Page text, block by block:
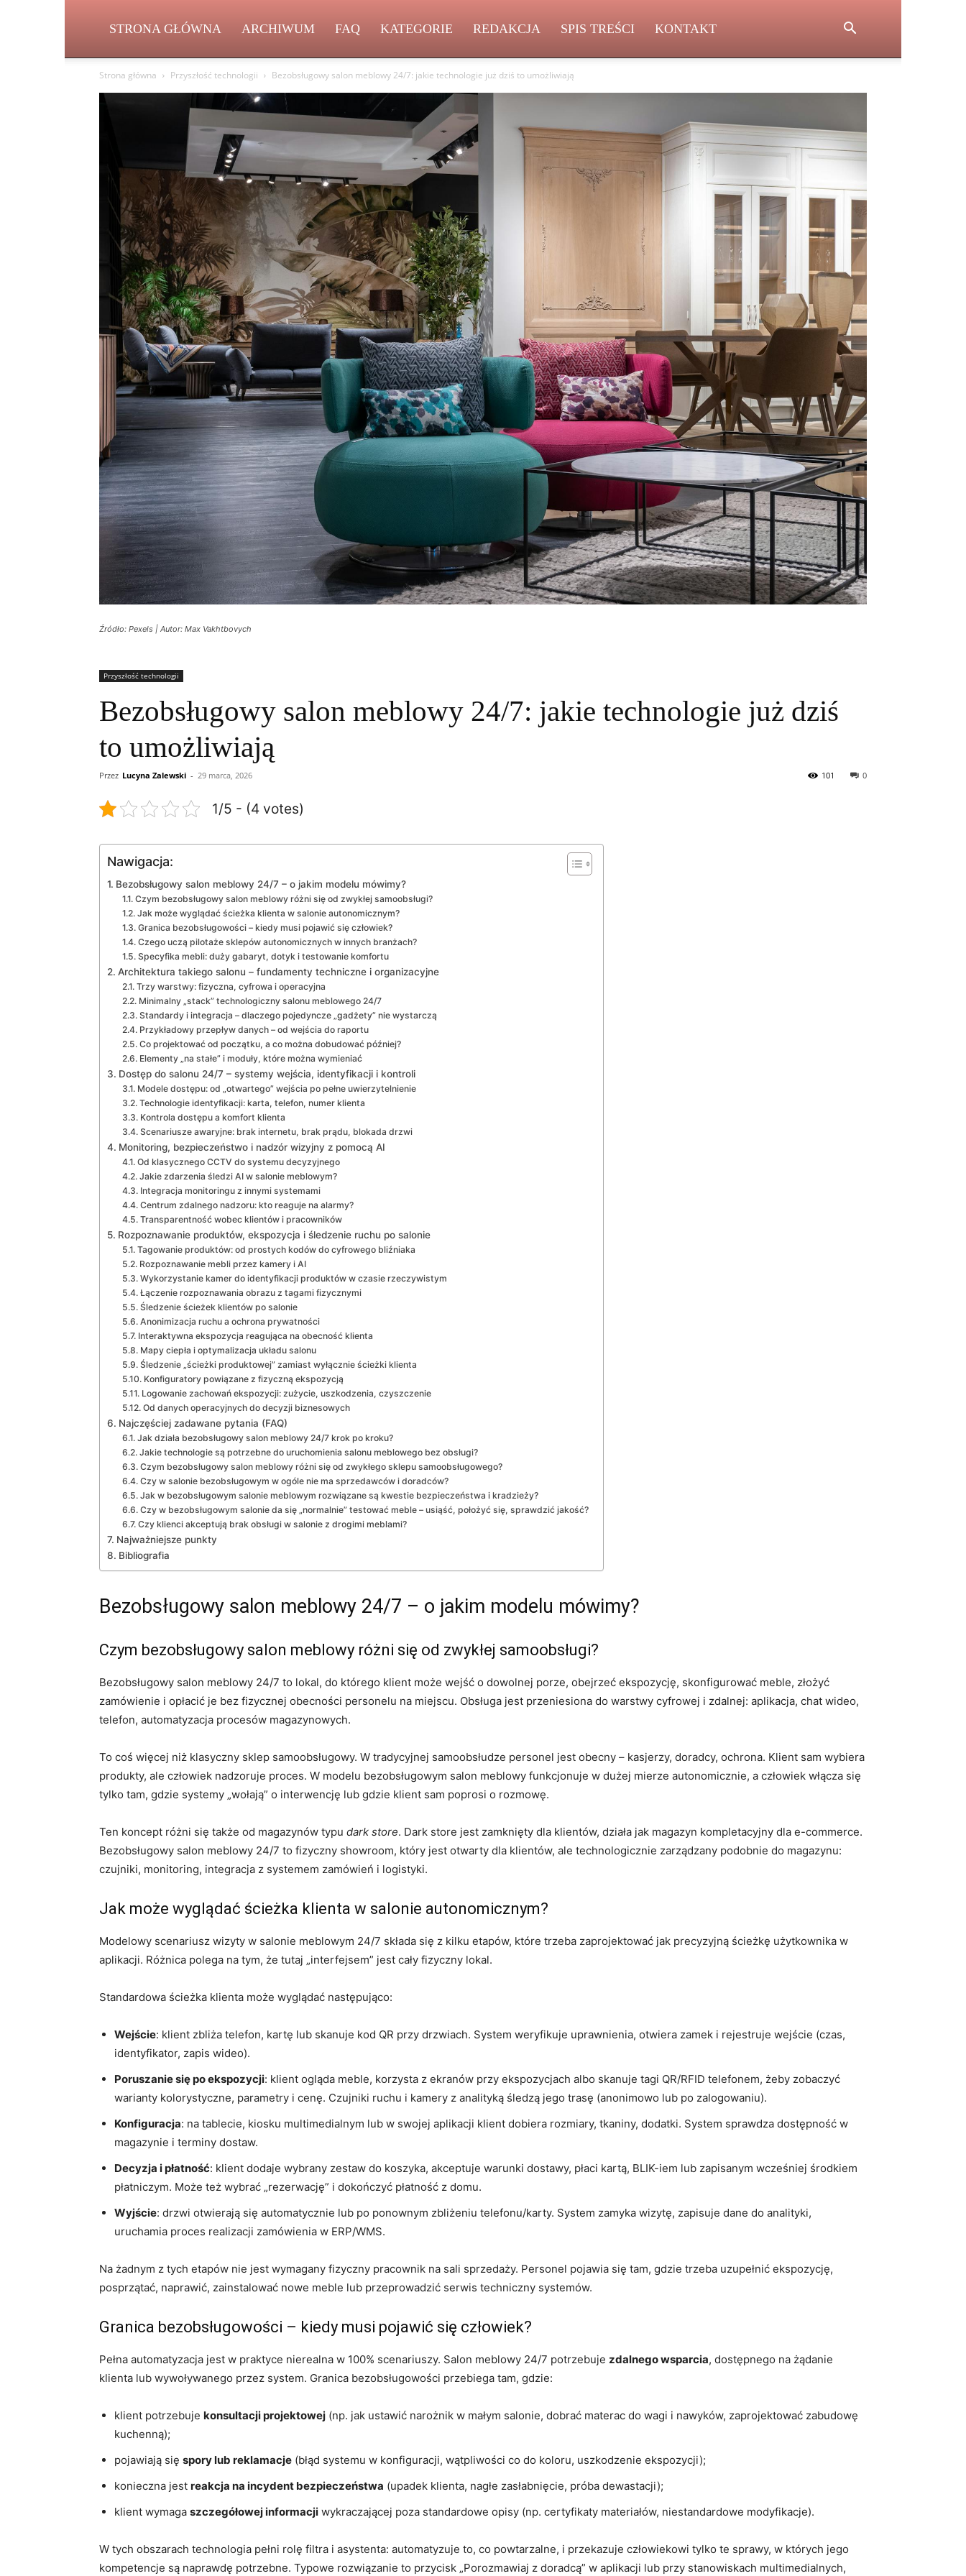
STRONA GŁÓWNA ARCHIWUM FAQ KATEGORIE REDAKCJA SPIS TREŚCI KONTAKT
Strona główna Przyszłość technologii Bezobsługowy salon meblowy 24/7: jakie technologie już dziś to umożliwiają
Źródło: Pexels | Autor: Max Vakhtbovych
Przyszłość technologii
Bezobsługowy salon meblowy 24/7: jakie technologie już dziś
to umożliwiają
Przez Lucyna Zalewski - 29 marca, 2026 0
101
1/5 - (4 votes)
Nawigacja:
Bezobsługowy salon meblowy 24/7 – o jakim modelu mówimy?
Czym bezobsługowy salon meblowy różni się od zwykłej samoobsługi?
Jak może wyglądać ścieżka klienta w salonie autonomicznym?
Granica bezobsługowości – kiedy musi pojawić się człowiek?
Czego uczą pilotaże sklepów autonomicznych w innych branżach?
Specyfika mebli: duży gabaryt, dotyk i testowanie komfortu
Architektura takiego salonu – fundamenty techniczne i organizacyjne
Trzy warstwy: fizyczna, cyfrowa i operacyjna
Minimalny „stack” technologiczny salonu meblowego 24/7
Standardy i integracja – dlaczego pojedyncze „gadżety” nie wystarczą
Przykładowy przepływ danych – od wejścia do raportu
Co projektować od początku, a co można dobudować później?
Elementy „na stałe” i moduły, które można wymieniać
Dostęp do salonu 24/7 – systemy wejścia, identyfikacji i kontroli
Modele dostępu: od „otwartego” wejścia po pełne uwierzytelnienie
Technologie identyfikacji: karta, telefon, numer klienta
Kontrola dostępu a komfort klienta
Scenariusze awaryjne: brak internetu, brak prądu, blokada drzwi
Monitoring, bezpieczeństwo i nadzór wizyjny z pomocą AI
Od klasycznego CCTV do systemu decyzyjnego
Jakie zdarzenia śledzi AI w salonie meblowym?
Integracja monitoringu z innymi systemami
Centrum zdalnego nadzoru: kto reaguje na alarmy?
Transparentność wobec klientów i pracowników
Rozpoznawanie produktów, ekspozycja i śledzenie ruchu po salonie
Tagowanie produktów: od prostych kodów do cyfrowego bliźniaka
Rozpoznawanie mebli przez kamery i AI
Wykorzystanie kamer do identyfikacji produktów w czasie rzeczywistym
Łączenie rozpoznawania obrazu z tagami fizycznymi
Śledzenie ścieżek klientów po salonie
Anonimizacja ruchu a ochrona prywatności
Interaktywna ekspozycja reagująca na obecność klienta
Mapy ciepła i optymalizacja układu salonu
Śledzenie „ścieżki produktowej” zamiast wyłącznie ścieżki klienta
Konfiguratory powiązane z fizyczną ekspozycją
Logowanie zachowań ekspozycji: zużycie, uszkodzenia, czyszczenie
Od danych operacyjnych do decyzji biznesowych
Najczęściej zadawane pytania (FAQ)
Jak działa bezobsługowy salon meblowy 24/7 krok po kroku?
Jakie technologie są potrzebne do uruchomienia salonu meblowego bez obsługi?
Czym bezobsługowy salon meblowy różni się od zwykłego sklepu samoobsługowego?
Czy w salonie bezobsługowym w ogóle nie ma sprzedawców i doradców?
Jak w bezobsługowym salonie meblowym rozwiązane są kwestie bezpieczeństwa i kradzieży?
Czy w bezobsługowym salonie da się „normalnie” testować meble – usiąść, położyć się, sprawdzić jakość?
Czy klienci akceptują brak obsługi w salonie z drogimi meblami?
Najważniejsze punkty
Bibliografia
Bezobsługowy salon meblowy 24/7 – o jakim modelu mówimy?
Czym bezobsługowy salon meblowy różni się od zwykłej samoobsługi?
Bezobsługowy salon meblowy 24/7 to lokal, do którego klient może wejść o dowolnej porze, obejrzeć ekspozycję, skonfigurować meble, złożyć
zamówienie i opłacić je bez fizycznej obecności personelu na miejscu. Obsługa jest przeniesiona do warstwy cyfrowej i zdalnej: aplikacja, chat wideo,
telefon, automatyzacja procesów magazynowych.
To coś więcej niż klasyczny sklep samoobsługowy. W tradycyjnej samoobsłudze personel jest obecny – kasjerzy, doradcy, ochrona. Klient sam wybiera
produkty, ale człowiek nadzoruje proces. W modelu bezobsługowym salon meblowy funkcjonuje w dużej mierze autonomicznie, a człowiek włącza się
tylko tam, gdzie systemy „wołają” o interwencję lub gdzie klient sam poprosi o rozmowę.
Ten koncept różni się także od magazynów typu dark store. Dark store jest zamknięty dla klientów, działa jak magazyn kompletacyjny dla e-commerce.
Bezobsługowy salon meblowy 24/7 to fizyczny showroom, który jest otwarty dla klientów, ale technologicznie zarządzany podobnie do magazynu:
czujniki, monitoring, integracja z systemem zamówień i logistyki.
Jak może wyglądać ścieżka klienta w salonie autonomicznym?
Modelowy scenariusz wizyty w salonie meblowym 24/7 składa się z kilku etapów, które trzeba zaprojektować jak precyzyjną ścieżkę użytkownika w
aplikacji. Różnica polega na tym, że tutaj „interfejsem” jest cały fizyczny lokal.
Standardowa ścieżka klienta może wyglądać następująco:
Wejście: klient zbliża telefon, kartę lub skanuje kod QR przy drzwiach. System weryfikuje uprawnienia, otwiera zamek i rejestruje wejście (czas,
identyfikator, zapis wideo).
Poruszanie się po ekspozycji: klient ogląda meble, korzysta z ekranów przy ekspozycjach albo skanuje tagi QR/RFID telefonem, żeby zobaczyć
warianty kolorystyczne, parametry i cenę. Czujniki ruchu i kamery z analityką śledzą jego trasę (anonimowo lub po zalogowaniu).
Konfiguracja: na tablecie, kiosku multimedialnym lub w swojej aplikacji klient dobiera rozmiary, tkaniny, dodatki. System sprawdza dostępność w
magazynie i terminy dostaw.
Decyzja i płatność: klient dodaje wybrany zestaw do koszyka, akceptuje warunki dostawy, płaci kartą, BLIK-iem lub zapisanym wcześniej środkiem
płatniczym. Może też wybrać „rezerwację” i dokończyć płatność z domu.
Wyjście: drzwi otwierają się automatycznie lub po ponownym zbliżeniu telefonu/karty. System zamyka wizytę, zapisuje dane do analityki,
uruchamia proces realizacji zamówienia w ERP/WMS.
Na żadnym z tych etapów nie jest wymagany fizyczny pracownik na sali sprzedaży. Personel pojawia się tam, gdzie trzeba uzupełnić ekspozycję,
posprzątać, naprawić, zainstalować nowe meble lub przeprowadzić serwis techniczny systemów.
Granica bezobsługowości – kiedy musi pojawić się człowiek?
Pełna automatyzacja jest w praktyce nierealna w 100% scenariuszy. Salon meblowy 24/7 potrzebuje zdalnego wsparcia, dostępnego na żądanie
klienta lub wywoływanego przez system. Granica bezobsługowości przebiega tam, gdzie:
klient potrzebuje konsultacji projektowej (np. jak ustawić narożnik w małym salonie, dobrać materac do wagi i nawyków, zaprojektować zabudowę
kuchenną);
pojawiają się spory lub reklamacje (błąd systemu w konfiguracji, wątpliwości co do koloru, uszkodzenie ekspozycji);
konieczna jest reakcja na incydent bezpieczeństwa (upadek klienta, nagłe zasłabnięcie, próba dewastacji);
klient wymaga szczegółowej informacji wykraczającej poza standardowe opisy (np. certyfikaty materiałów, niestandardowe modyfikacje).
W tych obszarach technologia pełni rolę filtra i asystenta: automatyzuje to, co powtarzalne, i przekazuje człowiekowi tylko te sprawy, w których jego
kompetencje są naprawdę potrzebne. Typowe rozwiązanie to przycisk „Porozmawiaj z doradcą” w aplikacji lub przy stanowiskach multimedialnych,